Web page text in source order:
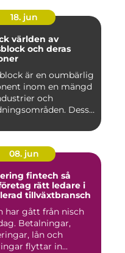
18. jun
världen av
och deras
är en oumbärlig
inom en mängd
och
Dessa
08. jun
fintech så
rätt ledare i
tillväxtbransch
har gått från nisch
Betalningar,
lån och
flyttar in...